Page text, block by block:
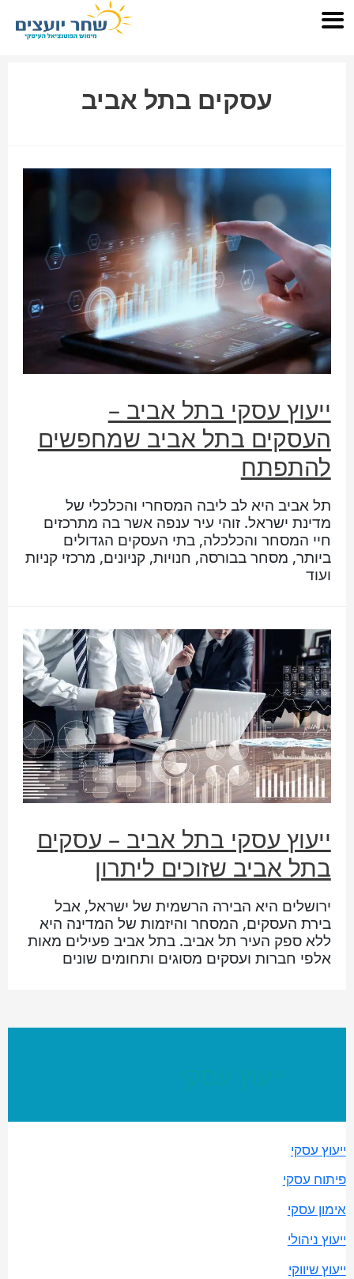
ייעוץ עסקי
פיתוח עסקי
אימון עסקי
ייעוץ ניהולי
ייעוץ שיווקי
עסקים בתל אביב
ייעוץ עסקי בתל אביב –
העסקים בתל אביב שמחפשים
להתפתח
תל אביב היא לב ליבה המסחרי והכלכלי של
מדינת ישראל. זוהי עיר ענפה אשר בה מתרכזים
חיי המסחר והכלכלה, בתי העסקים הגדולים
ביותר, מסחר בבורסה, חנויות, קניונים, מרכזי קניות
ועוד
ייעוץ עסקי בתל אביב – עסקים
בתל אביב שזוכים ליתרון
ירושלים היא הבירה הרשמית של ישראל, אבל
בירת העסקים, המסחר והיזמות של המדינה היא
ללא ספק העיר תל אביב. בתל אביב פעילים מאות
אלפי חברות ועסקים מסוגים ותחומים שונים